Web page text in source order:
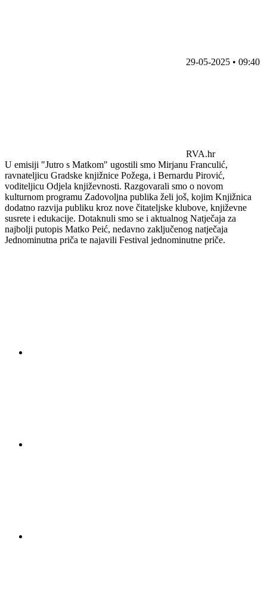
29-05-2025 • 09:40
RVA.hr
U emisiji "Jutro s Matkom" ugostili smo Mirjanu Franculić,
ravnateljicu Gradske knjižnice Požega, i Bernardu Pirović,
voditeljicu Odjela književnosti. Razgovarali smo o novom
kulturnom programu Zadovoljna publika želi još, kojim Knjižnica
dodatno razvija publiku kroz nove čitateljske klubove, književne
susrete i edukacije. Dotaknuli smo se i aktualnog Natječaja za
najbolji putopis Matko Peić, nedavno zaključenog natječaja
Jednominutna priča te najavili Festival jednominutne priče.